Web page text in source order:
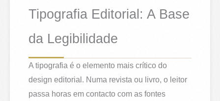
Tipografia Editorial: A Base
da Legibilidade
A tipografia é o elemento mais crítico do
design editorial. Numa revista ou livro, o leitor
passa horas em contacto com as fontes